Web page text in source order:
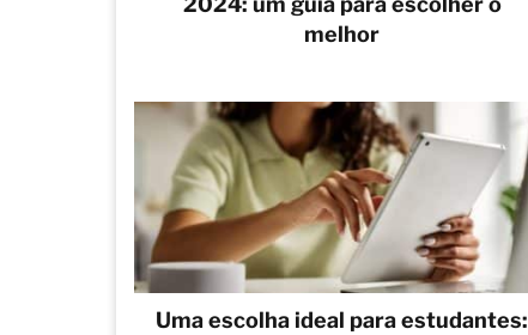
melhor
Uma escolha ideal para estudantes: